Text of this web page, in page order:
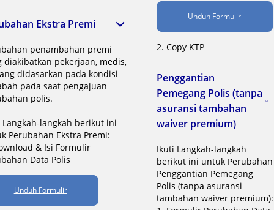
Ekstra Premi
penambahan premi
diakibatkan pekerjaan, medis,
didasarkan pada kondisi
pada saat pengajuan
polis.
langkah berikut ini
Perubahan Ekstra Premi:
& Isi Formulir
Data Polis
Unduh Formulir
Unduh Formulir
2. Copy KTP
Penggantian
Pemegang Polis (tanpa
asuransi tambahan
waiver premium)
Ikuti Langkah-langkah
berikut ini untuk Perubahan
Penggantian Pemegang
Polis (tanpa asuransi
tambahan waiver premium):